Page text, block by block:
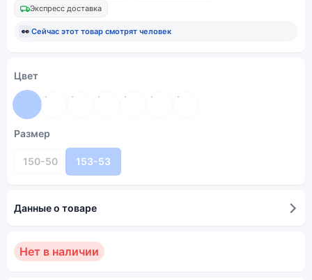
Экспресс доставка
👀 Сейчас этот товар смотрят человек
Цвет
Размер
150-50 153-53
Данные о товаре
Нет в наличии